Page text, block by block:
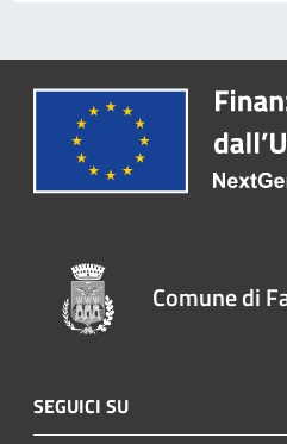
Comune di
SEGUICI SU